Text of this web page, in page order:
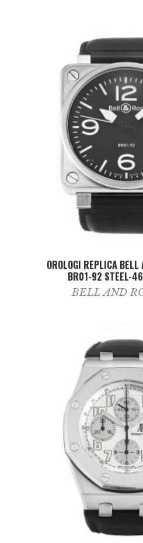
ADD TO
OROLOGI REPLICA BELL
BR01-92 STEEL-
BELL AND